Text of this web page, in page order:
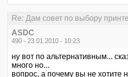
Re: Дам совет по выбору
ASDC
490 - 23.01.2010 - 10:23
ну вот по альтернативным...
много но...
вопрос, а почему вы не хотите